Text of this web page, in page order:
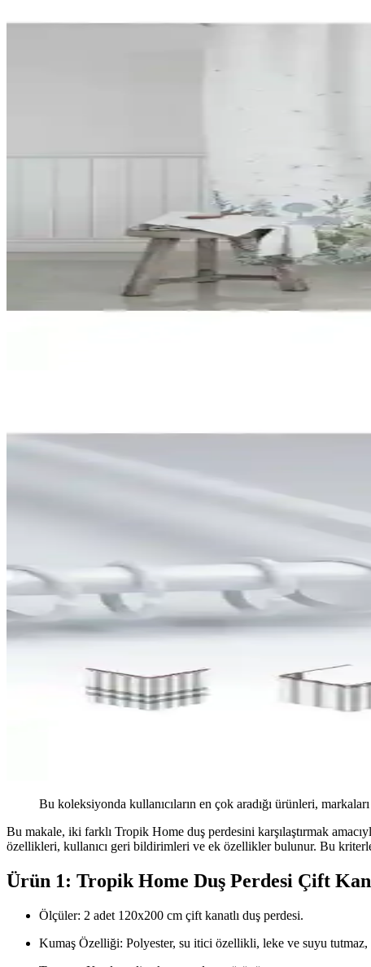
Bu koleksiyonda kullanıcıların en çok aradığı ürünleri,
Bu makale, iki farklı Tropik Home duş perdesini karşılaştırmak
özellikleri, kullanıcı geri bildirimleri ve ek özellikler bulunur. Bu
Ürün 1: Tropik Home Duş Perdesi Çift
Ölçüler: 2 adet 120x200 cm çift kanatlı duş perdesi.
Kumaş Özelliği: Polyester, su itici özellikli, leke ve suyu tutmaz,